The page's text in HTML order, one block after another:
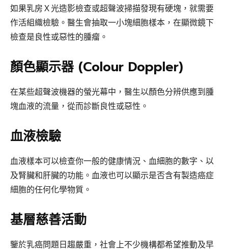
如果乳房Ｘ光造影檢查或超聲波掃描發現有硬塊，就需要
作活組織檢驗。醫生會抽取一小塊細胞樣本，在顯微鏡下
檢查是良性或惡性的腫瘤。
顏色顯示器 (Colour Doppler)
在某些超聲波機器的螢光幕中，醫生以顏色分辨供應到腫
塊血液的流量，從而診斷良性或惡性。
血液檢驗
血液樣本可以檢查你一般的健康情況、血細胞的數字、以
及腎臟和肝臟的功能。血液也可以顯示是否含有製造癌症
細胞的任何化學物質。
基層慈善活動
鑒於乳癌問題日趨嚴重，社會上不少機構都希望推動及早